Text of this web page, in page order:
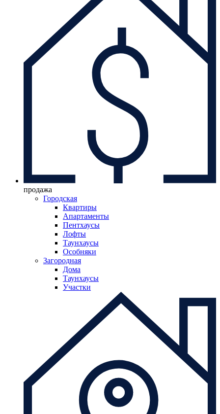
продажа
Городская
Квартиры
Апартаменты
Пентхаусы
Лофты
Таунхаусы
Особняки
Загородная
Дома
Таунхаусы
Участки